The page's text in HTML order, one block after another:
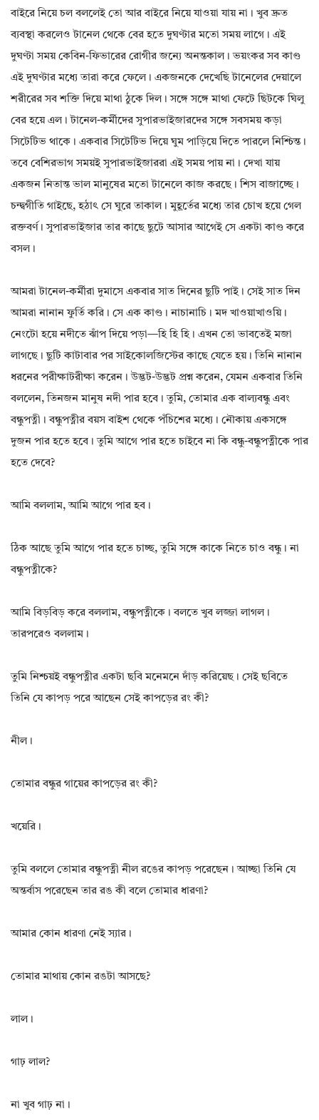
বাইরে নিয়ে চল বললেই তো আর বাইরে নিয়ে যাওয়া যায় না। খুব দ্রুত
ব্যবস্থা করলেও টানেল থেকে বের হতে দুঘণ্টার মতো সময় লাগে। এই
দুঘণ্টা সময় কেবিন-ফিভারের রোগীর জন্যে অনন্তকাল। ভয়ংকর সব কাণ্ড
এই দুঘণ্টার মধ্যে তারা করে ফেলে। একজনকে দেখেছি টানেলের দেয়ালে
শরীরের সব শক্তি দিয়ে মাথা ঠুকে দিল। সঙ্গে সঙ্গে মাথা ফেটে ছিটকে ঘিলু
বের হয়ে এল। টানেল-কর্মীদের সুপারভাইজারদের সঙ্গে সবসময় কড়া
সিটেটিভ থাকে। একবার সিটেটিভ দিয়ে ঘুম পাড়িয়ে দিতে পারলে নিশ্চিন্ত।
তবে বেশিরভাগ সময়ই সুপারভাইজাররা এই সময় পায় না। দেখা যায়
একজন নিতান্ত ভাল মানুষের মতো টানেলে কাজ করছে। শিস বাজাচ্ছে।
চন্দ্বগীতি গাইছে, হঠাৎ সে ঘুরে তাকাল। মুহূর্তের মধ্যে তার চোখ হয়ে গেল
রক্তবর্ণ। সুপারভাইজার তার কাছে ছুটে আসার আগেই সে একটা কাণ্ড করে
বসল।
আমরা টানেল-কর্মীরা দুমাসে একবার সাত দিনের ছুটি পাই। সেই সাত দিন
আমরা নানান ফুর্তি করি। সে এক কাণ্ড। নাচানাচি। মদ খাওয়াখাওয়ি।
নেংটো হয়ে নদীতে ঝাঁপ দিয়ে পড়া—হি হি হি। এখন তো ভাবতেই মজা
লাগছে। ছুটি কাটাবার পর সাইকোলজিস্টের কাছে যেতে হয়। তিনি নানান
ধরনের পরীক্ষাটরীক্ষা করেন। উদ্ভট-উদ্ভট প্রশ্ন করেন, যেমন একবার তিনি
বললেন, তিনজন মানুষ নদী পার হবে। তুমি, তোমার এক বাল্যবন্ধু এবং
বন্ধুপত্নী। বন্ধুপত্নীর বয়স বাইশ থেকে পঁচিশের মধ্যে। নৌকায় একসঙ্গে
দুজন পার হতে হবে। তুমি আগে পার হতে চাইবে না কি বন্ধু-বন্ধুপত্নীকে পার
হতে দেবে?
আমি বললাম, আমি আগে পার হব।
ঠিক আছে তুমি আগে পার হতে চাচ্ছ, তুমি সঙ্গে কাকে নিতে চাও বন্ধু। না
বন্ধুপত্নীকে?
আমি বিড়বিড় করে বললাম, বন্ধুপত্নীকে। বলতে খুব লজ্জা লাগল।
তারপরেও বললাম।
তুমি নিশ্চয়ই বন্ধুপত্নীর একটা ছবি মনেমনে দাঁড় করিয়েছ। সেই ছবিতে
তিনি যে কাপড় পরে আছেন সেই কাপড়ের রং কী?
নীল।
তোমার বন্ধুর গায়ের কাপড়ের রং কী?
খয়েরি।
তুমি বললে তোমার বন্ধুপত্নী নীল রঙের কাপড় পরেছেন। আচ্ছা তিনি যে
অন্তর্বাস পরেছেন তার রঙ কী বলে তোমার ধারণা?
আমার কোন ধারণা নেই স্যার।
তোমার মাথায় কোন রঙটা আসছে?
লাল।
গাঢ় লাল?
না খুব গাঢ় না।